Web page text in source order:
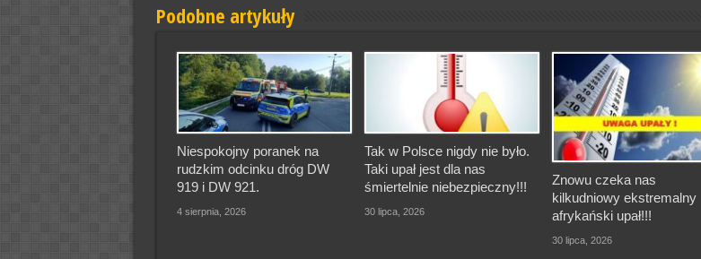
Podobne artykuły
Niespokojny poranek na
rudzkim odcinku dróg DW
919 i DW 921.
4 sierpnia, 2026
Tak w Polsce nigdy nie było.
Taki upał jest dla nas
śmiertelnie niebezpieczny!!!
30 lipca, 2026
Znowu czeka nas
kilkudniowy ekstremalny
afrykański upał!!!
30 lipca, 2026